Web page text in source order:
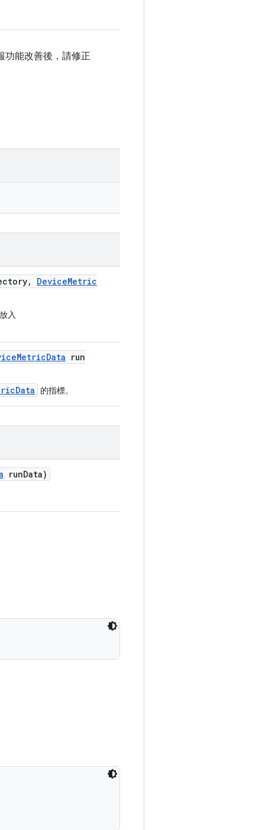
功能改善後，請修正
, DeviceMetric
入
MetricData run
的指標。
runData)